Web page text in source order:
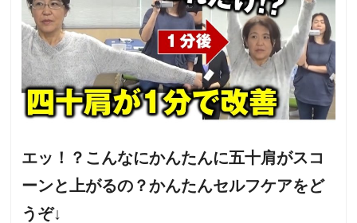
エッ！？こんなにかんたんに五十肩がスコ
ーンと上がるの？かんたんセルフケアをど
うぞ↓